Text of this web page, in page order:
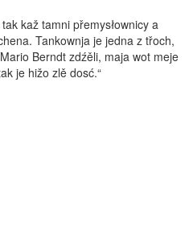
kaž tamni přemysłownicy a
Tankownja je jedna z třoch,
Berndt zdźěli, maja wot meje
je hižo zlě dosć.“